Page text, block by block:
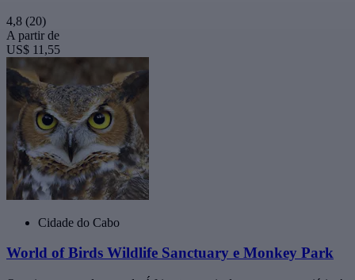
4,8 (20)
A partir de
US$ 11,55
Cidade do Cabo
World of Birds Wildlife Sanctuary e Monkey Park